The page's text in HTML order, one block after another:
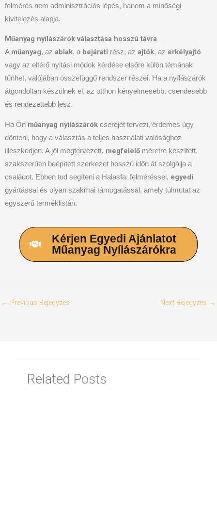
felmérés nem adminisztrációs lépés, hanem a minőségi
kivitelezés alapja.
Műanyag nyílászárók választása hosszú távra
A műanyag, az ablak, a bejárati rész, az ajtók, az erkélyajtó
vagy az eltérő nyitási módok kérdése elsőre külön témának
tűnhet, valójában összefüggő rendszer részei. Ha a nyílászárók
átgondoltan készülnek el, az otthon kényelmesebb, csendesebb
és rendezettebb lesz.
Ha Ön műanyag nyílászárók cseréjét tervezi, érdemes úgy
dönteni, hogy a választás a teljes használati valósághoz
illeszkedjen. A jól megtervezett, megfelelő méretre készített,
szakszerűen beépített szerkezet hosszú időn át szolgálja a
családot. Ebben tud segíteni a Halasfa: felméréssel, egyedi
gyártással és olyan szakmai támogatással, amely túlmutat az
egyszerű terméklistán.
Kérjen Egyedi Ajánlatot
Műanyag Nyílászárókra
← Previous Bejegyzés Next Bejegyzés →
Related Posts